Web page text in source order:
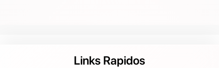
Links Rapidos